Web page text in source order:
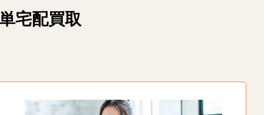
宅配買取